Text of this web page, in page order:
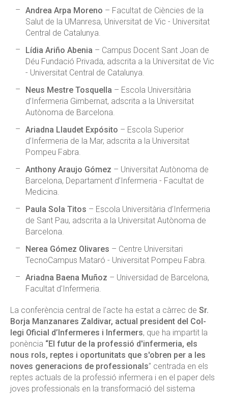
Andrea Arpa Moreno – Facultat de Ciències de la
Salut de la UManresa, Universitat de Vic - Universitat
Central de Catalunya.
Lídia Ariño Abenia – Campus Docent Sant Joan de
Déu Fundació Privada, adscrita a la Universitat de Vic
- Universitat Central de Catalunya.
Neus Mestre Tosquella – Escola Universitària
d’Infermeria Gimbernat, adscrita a la Universitat
Autònoma de Barcelona.
Ariadna Llaudet Expósito – Escola Superior
d’Infermeria de la Mar, adscrita a la Universitat
Pompeu Fabra.
Anthony Araujo Gómez – Universitat Autònoma de
Barcelona, Departament d’Infermeria - Facultat de
Medicina.
Paula Sola Titos – Escola Universitària d’Infermeria
de Sant Pau, adscrita a la Universitat Autònoma de
Barcelona.
Nerea Gómez Olivares – Centre Universitari
TecnoCampus Mataró - Universitat Pompeu Fabra.
Ariadna Baena Muñoz – Universidad de Barcelona,
Facultat d'Infermeria.
La conferència central de l'acte ha estat a càrrec de Sr.
Borja Manzanares Zaldivar, actual president del Col-
legi Oficial d’Infermeres i Infermers, que ha impartit la
ponència “El futur de la professió d'infermeria, els
nous rols, reptes i oportunitats que s'obren per a les
noves generacions de professionals” centrada en els
reptes actuals de la professió infermera i en el paper dels
joves professionals en la transformació del sistema